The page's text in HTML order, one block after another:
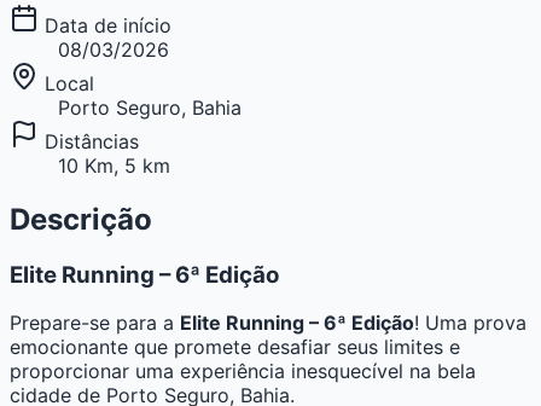
Data de início
08/03/2026
Local
Porto Seguro, Bahia
Distâncias
10 Km, 5 km
Descrição
Elite Running – 6ª Edição
Prepare-se para a Elite Running – 6ª Edição! Uma prova
emocionante que promete desafiar seus limites e
proporcionar uma experiência inesquecível na bela
cidade de Porto Seguro, Bahia.